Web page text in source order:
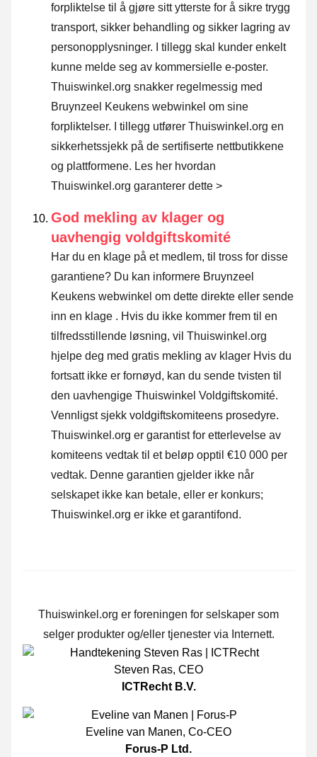
forpliktelse til å gjøre sitt ytterste for å sikre trygg
transport, sikker behandling og sikker lagring av
personopplysninger. I tillegg skal kunder enkelt
kunne melde seg av kommersielle e-poster.
Thuiswinkel.org snakker regelmessig med
Bruynzeel Keukens webwinkel om sine
forpliktelser. I tillegg utfører Thuiswinkel.org en
sikkerhetssjekk på de sertifiserte nettbutikkene
og plattformene. Les her hvordan
Thuiswinkel.org garanterer dette >
God mekling av klager og
uavhengig voldgiftskomité
Har du en klage på et medlem, til tross for disse
garantiene? Du kan informere Bruynzeel
Keukens webwinkel om dette direkte eller sende
inn en klage . Hvis du ikke kommer frem til en
tilfredsstillende løsning, vil Thuiswinkel.org
hjelpe deg med gratis mekling av klager Hvis du
fortsatt ikke er fornøyd, kan du sende tvisten til
den uavhengige Thuiswinkel Voldgiftskomité.
Vennligst sjekk voldgiftskomiteens prosedyre.
Thuiswinkel.org er garantist for etterlevelse av
komiteens vedtak til et beløp opptil €10 000 per
vedtak. Denne garantien gjelder ikke når
selskapet ikke kan betale, eller er konkurs;
Thuiswinkel.org er ikke et garantifond.
Thuiswinkel.org er foreningen for selskaper som
selger produkter og/eller tjenester via Internett.
Steven Ras, CEO
ICTRecht B.V.
Eveline van Manen, Co-CEO
Forus-P Ltd.